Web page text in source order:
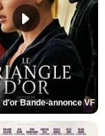
d'or Bande-annonce VF